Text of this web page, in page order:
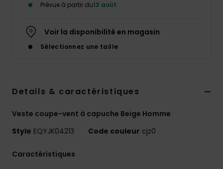
Prévue à partir du13 août
Voir la disponibilité en magasin
Sélectionnez une taille
Details & caractéristiques
Veste coupe-vent à capuche Beige Homme
Style EQYJK04213 Code couleur cjz0
Caractéristiques